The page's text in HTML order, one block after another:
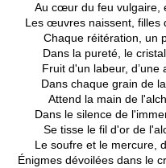
Au cœur du feu vulgaire,
Les œuvres naissent, filles
Chaque réitération, un
Dans la pureté, le
Fruit d'un labeur, d’une
Dans chaque grain de
Attend la main de
Dans le silence de
Se tisse le fil d'or de
Le soufre et le mercure,
Énigmes dévoilées dans le